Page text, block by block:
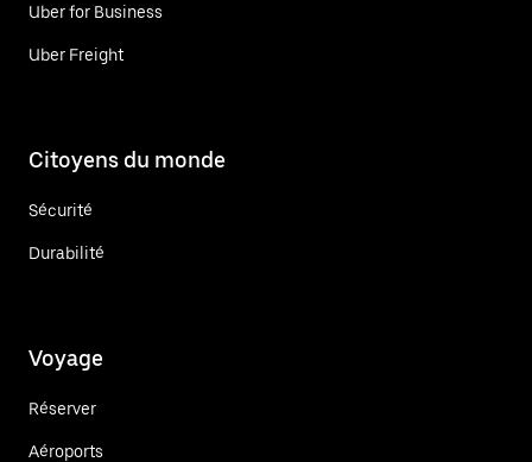
Uber for Business
Uber Freight
Citoyens du monde
Sécurité
Durabilité
Voyage
Réserver
Aéroports